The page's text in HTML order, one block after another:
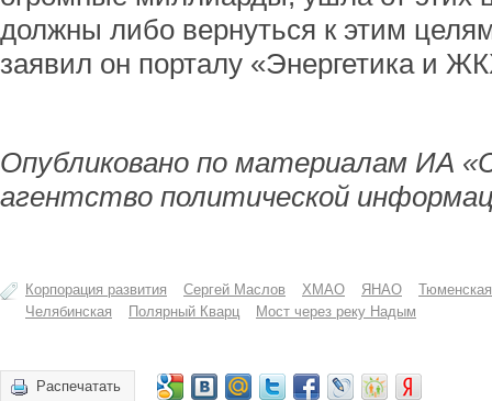
должны либо вернуться к этим
заявил он порталу «Энергетика и
Опубликовано по материалам ИА
агентство политической
Корпорация развития Сергей Маслов ХМАО ЯНАО
Челябинская
Полярный Кварц Мост через реку Надым
Распечатать